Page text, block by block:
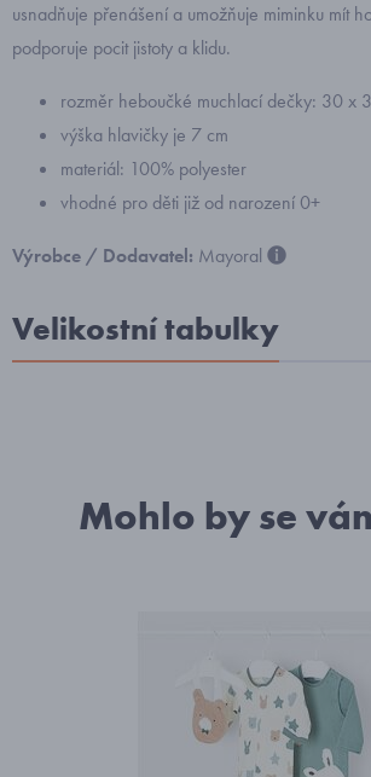
usnadňuje přenášení a umožňuje miminku mít
podporuje pocit jistoty a klidu.
rozměr heboučké muchlací dečky: 30 x
výška hlavičky je 7 cm
materiál: 100% polyester
vhodné pro děti již od narození 0+
Výrobce / Dodavatel: Mayoral
Velikostní tabulky
Mohlo by se